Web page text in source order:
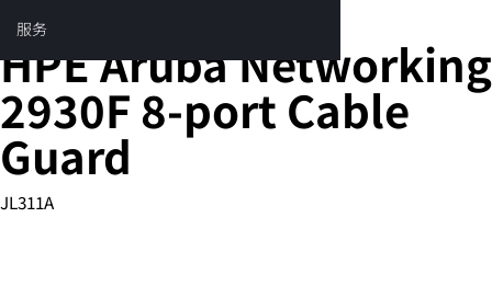
目
录服务
网络线缆
HPE Aruba Networking
2930F 8-port Cable
Guard
JL311A